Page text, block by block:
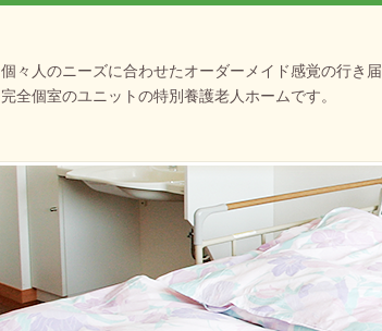
個々人のニーズに合わせたオーダーメイド感覚の行き
完全個室のユニットの特別養護老人ホームです。